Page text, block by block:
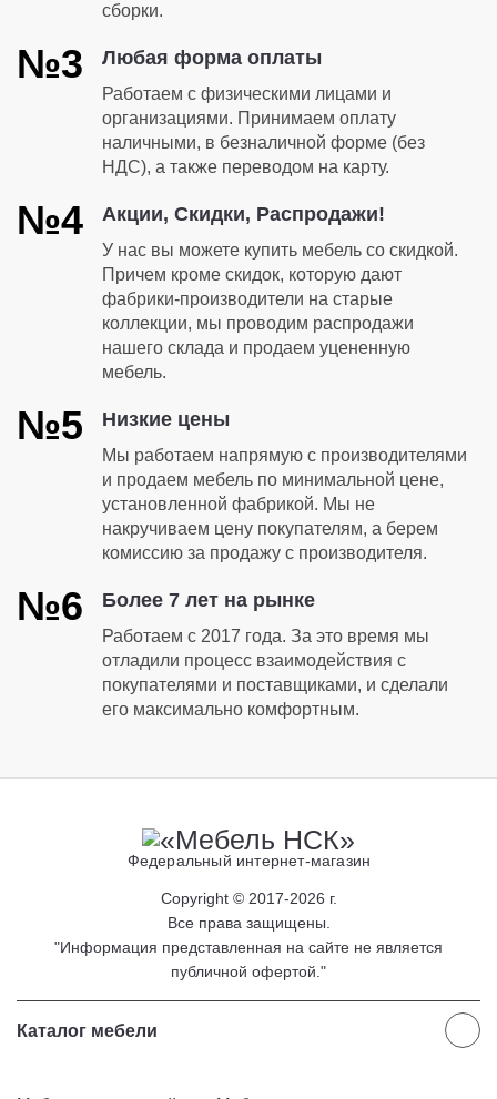
сборки.
№3 Любая форма оплаты
Работаем с физическими лицами и
организациями. Принимаем оплату
наличными, в безналичной форме (без
НДС), а также переводом на карту.
№4 Акции, Скидки, Распродажи!
У нас вы можете купить мебель со скидкой.
Причем кроме скидок, которую дают
фабрики-производители на старые
коллекции, мы проводим распродажи
нашего склада и продаем уцененную
мебель.
№5 Низкие цены
Мы работаем напрямую с производителями
и продаем мебель по минимальной цене,
установленной фабрикой. Мы не
накручиваем цену покупателям, а берем
комиссию за продажу с производителя.
№6 Более 7 лет на рынке
Работаем с 2017 года. За это время мы
отладили процесс взаимодействия с
покупателями и поставщиками, и сделали
его максимально комфортным.
Федеральный интернет-магазин
Copyright © 2017-2026 г.
Все права защищены.
"Информация представленная на сайте не является
публичной офертой."
Каталог мебели